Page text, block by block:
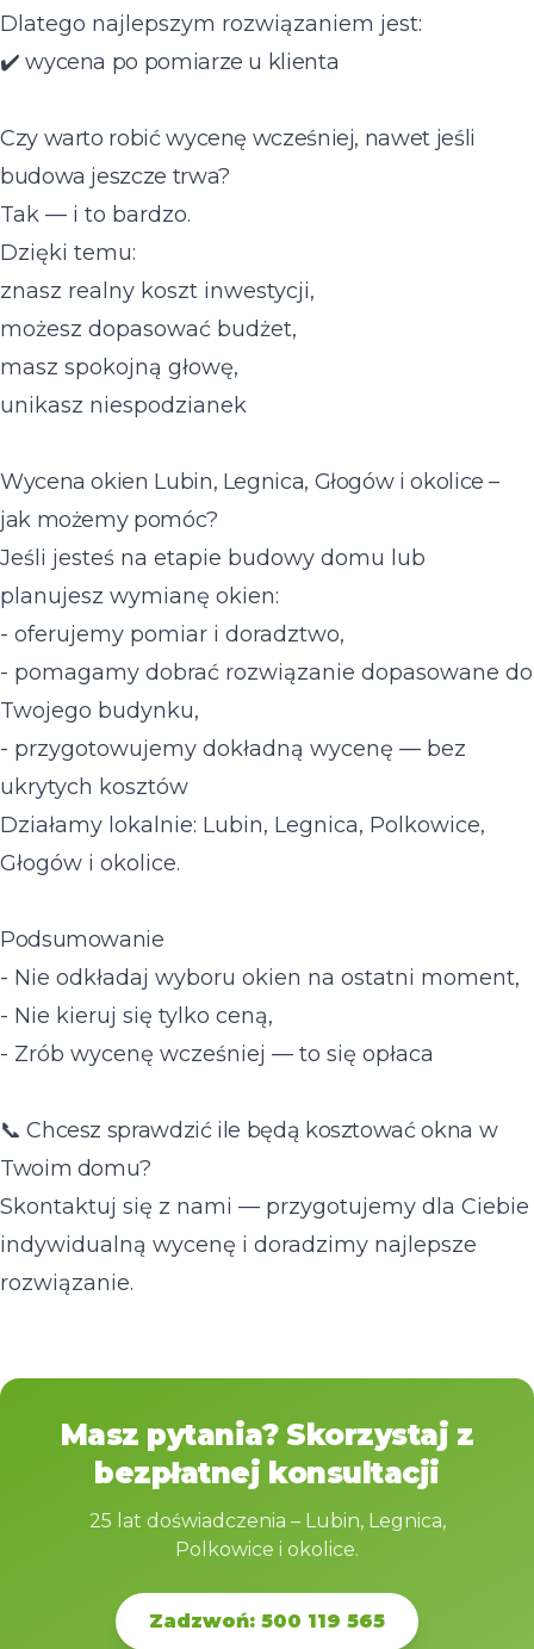
Dlatego najlepszym rozwiązaniem jest:
✔️ wycena po pomiarze u klienta
Czy warto robić wycenę wcześniej, nawet jeśli
budowa jeszcze trwa?
Tak — i to bardzo.
Dzięki temu:
znasz realny koszt inwestycji,
możesz dopasować budżet,
masz spokojną głowę,
unikasz niespodzianek
Wycena okien Lubin, Legnica, Głogów i okolice –
jak możemy pomóc?
Jeśli jesteś na etapie budowy domu lub
planujesz wymianę okien:
- oferujemy pomiar i doradztwo,
- pomagamy dobrać rozwiązanie dopasowane do
Twojego budynku,
- przygotowujemy dokładną wycenę — bez
ukrytych kosztów
Działamy lokalnie: Lubin, Legnica, Polkowice,
Głogów i okolice.
Podsumowanie
- Nie odkładaj wyboru okien na ostatni moment,
- Nie kieruj się tylko ceną,
- Zrób wycenę wcześniej — to się opłaca
📞 Chcesz sprawdzić ile będą kosztować okna w
Twoim domu?
Skontaktuj się z nami — przygotujemy dla Ciebie
indywidualną wycenę i doradzimy najlepsze
rozwiązanie.
Masz pytania? Skorzystaj z
bezpłatnej konsultacji
25 lat doświadczenia – Lubin, Legnica,
Polkowice i okolice.
Zadzwoń: 500 119 565